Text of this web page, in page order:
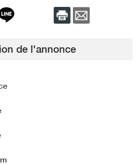
de l'annonce